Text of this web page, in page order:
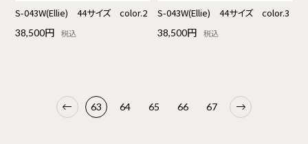
S-043W(Ellie) 44サイズ color.2
38,500円 税込
S-043W(Ellie) 44サイズ color.3
38,500円 税込
63 64 65 66 67